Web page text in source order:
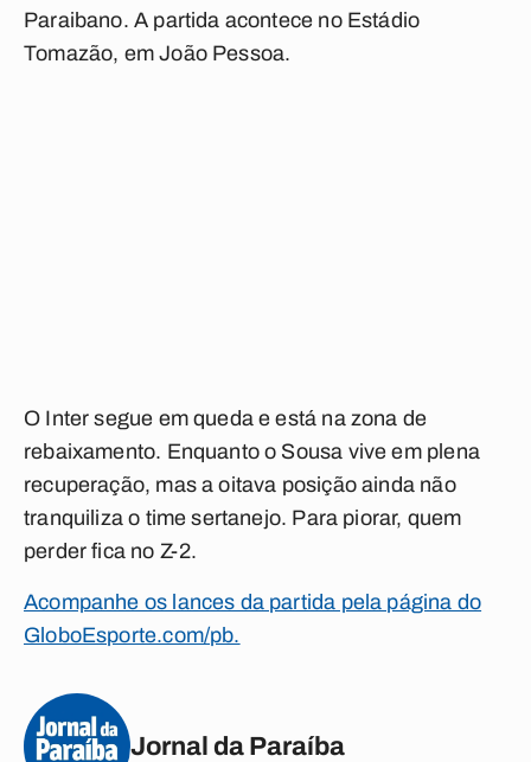
Paraibano. A partida acontece no Estádio
Tomazão, em João Pessoa.
O Inter segue em queda e está na zona de
rebaixamento. Enquanto o Sousa vive em plena
recuperação, mas a oitava posição ainda não
tranquiliza o time sertanejo. Para piorar, quem
perder fica no Z-2.
Acompanhe os lances da partida pela página do
GloboEsporte.com/pb.
Jornal da Paraíba